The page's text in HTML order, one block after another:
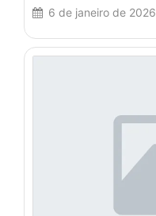
6 de janeiro de 2026